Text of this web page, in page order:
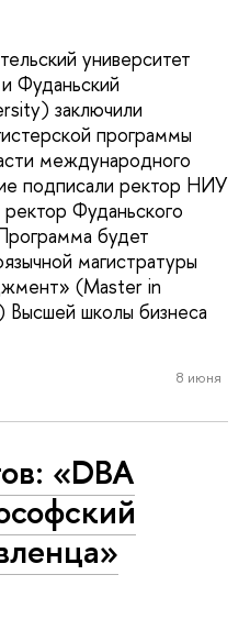
университет
Фуданьский
заключили
программы
международного
подписали ректор НИУ
Фуданьского
будет
магистратуры
(Master in
Высшей школы бизнеса
8 июня
«DBA